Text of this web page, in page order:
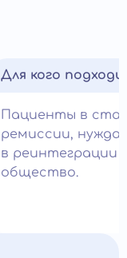
Для кого
Пациенты в
ремиссии,
в реинтеграции
общество.